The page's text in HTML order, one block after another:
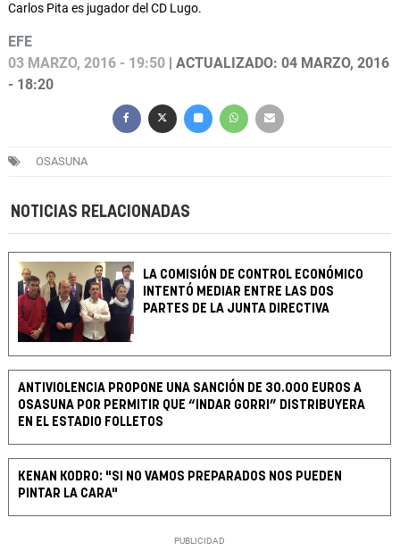
Carlos Pita es jugador del CD Lugo.
EFE
03 MARZO, 2016 - 19:50 | ACTUALIZADO: 04 MARZO, 2016
- 18:20
OSASUNA
NOTICIAS RELACIONADAS
LA COMISIÓN DE CONTROL ECONÓMICO
INTENTÓ MEDIAR ENTRE LAS DOS
PARTES DE LA JUNTA DIRECTIVA
ANTIVIOLENCIA PROPONE UNA SANCIÓN DE 30.000 EUROS A
OSASUNA POR PERMITIR QUE “INDAR GORRI” DISTRIBUYERA
EN EL ESTADIO FOLLETOS
KENAN KODRO: "SI NO VAMOS PREPARADOS NOS PUEDEN
PINTAR LA CARA"